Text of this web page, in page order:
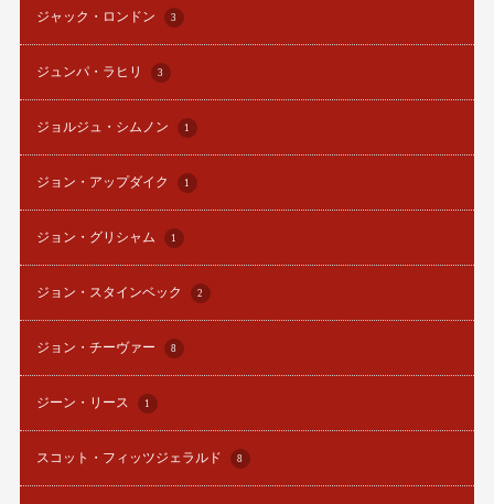
ジャック・ロンドン 3
ジュンパ・ラヒリ 3
ジョルジュ・シムノン 1
ジョン・アップダイク 1
ジョン・グリシャム 1
ジョン・スタインベック 2
ジョン・チーヴァー 8
ジーン・リース 1
スコット・フィッツジェラルド 8